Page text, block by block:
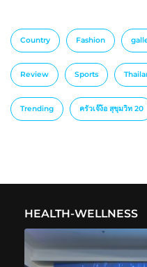
Country Fashion
Review Sports
Trending ครัวเจ๊ง้อ สุขุมวิท 20
HEALTH-WELLNESS